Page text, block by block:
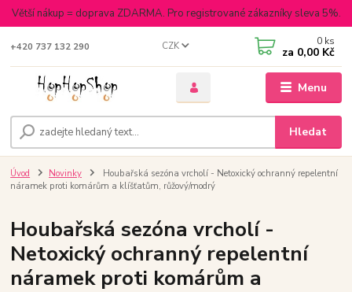
Větší nákup = doprava ZDARMA. Pro registrované zákazníky sleva 5%.
Menu
CZK
Hledat
+420 737 132 290 0 ks
za 0,00 Kč
Úvod Novinky
Houbařská sezóna vrcholí - Netoxický ochranný repelentní
náramek proti komárům a klíšťatům, růžový/modrý
Houbařská sezóna vrcholí -
Netoxický ochranný repelentní
náramek proti komárům a